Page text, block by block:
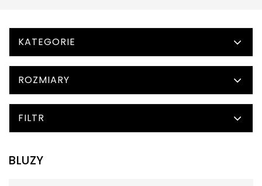
KATEGORIE
ROZMIARY
FILTR
BLUZY